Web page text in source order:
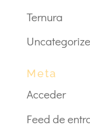
Ternura
Meta
Acceder
Feed de